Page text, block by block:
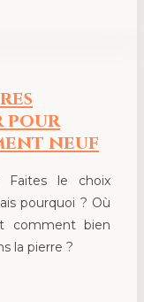
pour
neuf
le choix
pourquoi ? Où
comment bien
la pierre ?